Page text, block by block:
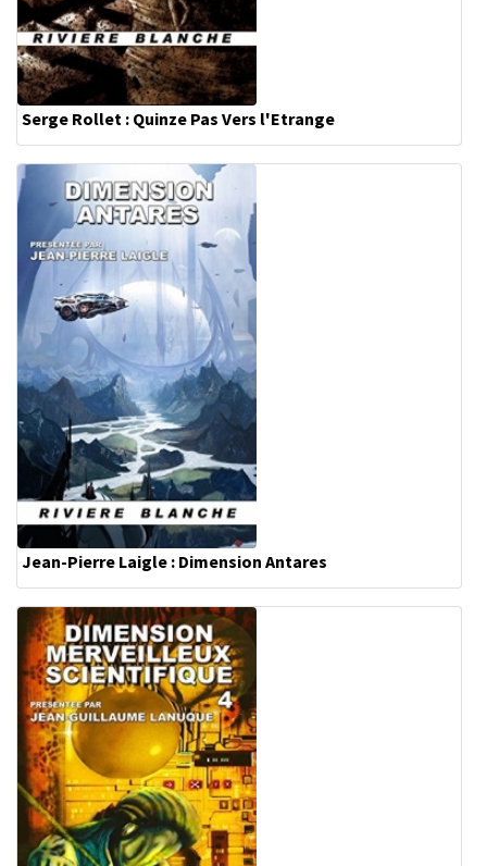
Serge Rollet : Quinze Pas Vers l'Etrange
Jean-Pierre Laigle : Dimension Antares